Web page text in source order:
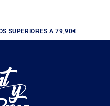
SUPERIORES A 79,90€